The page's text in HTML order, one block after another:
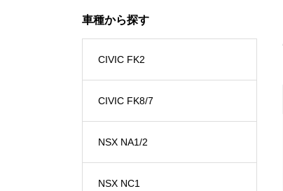
車種から探す
CIVIC FK2
CIVIC FK8/7
NSX NA1/2
NSX NC1